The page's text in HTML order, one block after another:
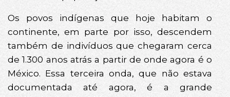
Os povos indígenas que hoje habitam o
continente, em parte por isso, descendem
também de indivíduos que chegaram cerca
de 1.300 anos atrás a partir de onde agora é o
México. Essa terceira onda, que não estava
documentada até agora, é a grande